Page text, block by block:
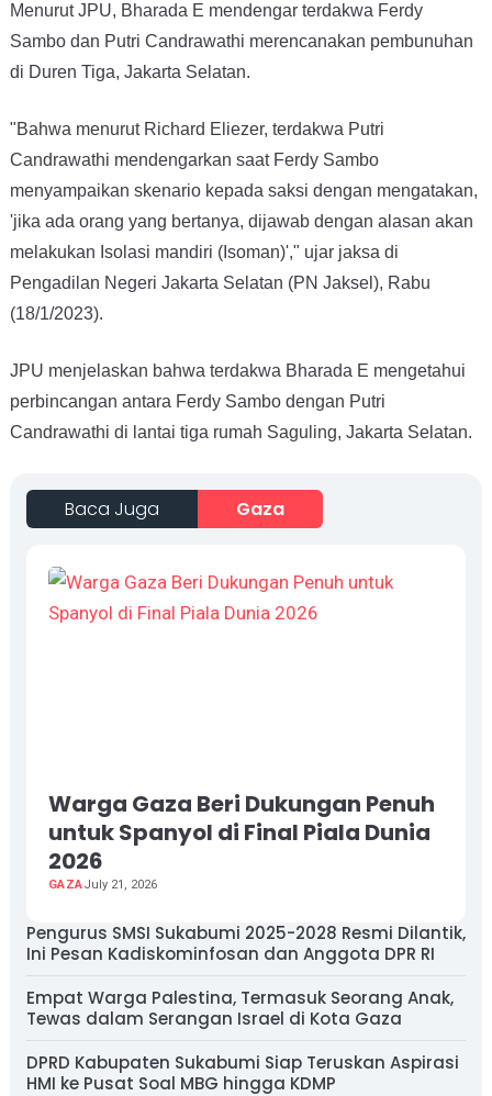
Menurut JPU, Bharada E mendengar terdakwa Ferdy
Sambo dan Putri Candrawathi merencanakan pembunuhan
di Duren Tiga, Jakarta Selatan.
"Bahwa menurut Richard Eliezer, terdakwa Putri
Candrawathi mendengarkan saat Ferdy Sambo
menyampaikan skenario kepada saksi dengan mengatakan,
'jika ada orang yang bertanya, dijawab dengan alasan akan
melakukan Isolasi mandiri (Isoman)'," ujar jaksa di
Pengadilan Negeri Jakarta Selatan (PN Jaksel), Rabu
(18/1/2023).
JPU menjelaskan bahwa terdakwa Bharada E mengetahui
perbincangan antara Ferdy Sambo dengan Putri
Candrawathi di lantai tiga rumah Saguling, Jakarta Selatan.
Baca Juga Gaza
Warga Gaza Beri Dukungan Penuh
untuk Spanyol di Final Piala Dunia
2026
GAZAJuly 21, 2026
Pengurus SMSI Sukabumi 2025-2028 Resmi Dilantik,
Ini Pesan Kadiskominfosan dan Anggota DPR RI
Empat Warga Palestina, Termasuk Seorang Anak,
Tewas dalam Serangan Israel di Kota Gaza
DPRD Kabupaten Sukabumi Siap Teruskan Aspirasi
HMI ke Pusat Soal MBG hingga KDMP